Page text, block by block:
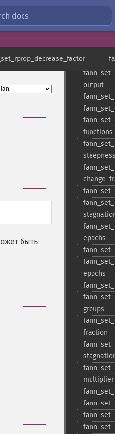
docs
быть
layer
output
functions
epochs
epochs
groups
fraction
multiplier